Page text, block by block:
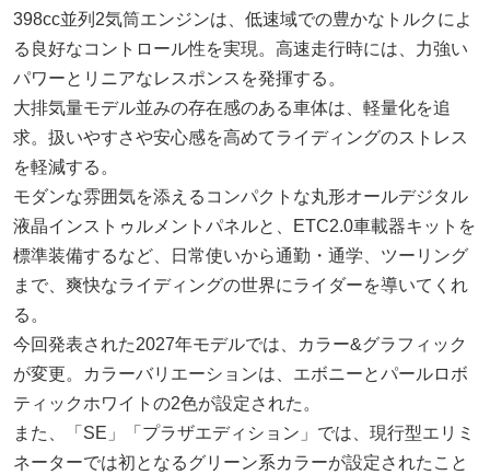
398cc並列2気筒エンジンは、低速域での豊かなトルクによ
る良好なコントロール性を実現。高速走行時には、力強い
パワーとリニアなレスポンスを発揮する。
大排気量モデル並みの存在感のある車体は、軽量化を追
求。扱いやすさや安心感を高めてライディングのストレス
を軽減する。
モダンな雰囲気を添えるコンパクトな丸形オールデジタル
液晶インストゥルメントパネルと、ETC2.0車載器キットを
標準装備するなど、日常使いから通勤・通学、ツーリング
まで、爽快なライディングの世界にライダーを導いてくれ
る。
今回発表された2027年モデルでは、カラー&グラフィック
が変更。カラーバリエーションは、エボニーとパールロボ
ティックホワイトの2色が設定された。
また、「SE」「プラザエディション」では、現行型エリミ
ネーターでは初となるグリーン系カラーが設定されたこと